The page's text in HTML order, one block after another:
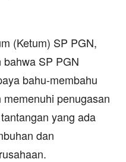
(Ketum) SP PGN,
SP PGN
bahu-membahu
penugasan
yang ada
dan